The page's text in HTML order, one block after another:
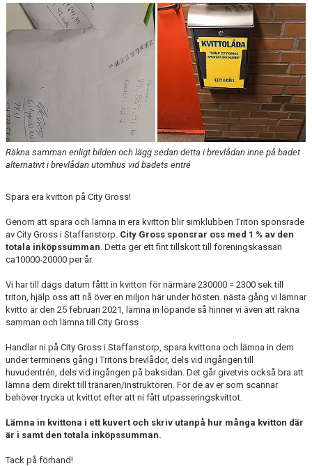
Räkna samman enligt bilden och lägg sedan detta i brevlådan inne på badet
alternativt i brevlådan utomhus vid badets entré
Spara era kvitton på City Gross!
Genom att spara och lämna in era kvitton blir simklubben Triton sponsrade
av City Gross i Staffanstorp. City Gross sponsrar oss med 1 % av den
totala inköpssumman. Detta ger ett fint tillskott till föreningskassan
ca10000-20000 per år.
Vi har till dags datum fåttt in kvitton för närmare 230000 = 2300 sek till
triton, hjälp oss att nå över en miljon här under hösten. nästa gång vi lämnar
kvitto är den 25 februari 2021, lämna in löpande så hinner vi även att räkna
samman och lämna till City Gross
Handlar ni på City Gross i Staffanstorp, spara kvittona och lämna in dem
under terminens gång i Tritons brevlådor, dels vid ingången till
huvudentrén, dels vid ingången på baksidan. Det går givetvis också bra att
lämna dem direkt till tränaren/instruktören. För de av er som scannar
behöver trycka ut kvittot efter att ni fått utpasseringskvittot.
Lämna in kvittona i ett kuvert och skriv utanpå hur många kvitton där
är i samt den totala inköpssumman.
Tack på förhand!